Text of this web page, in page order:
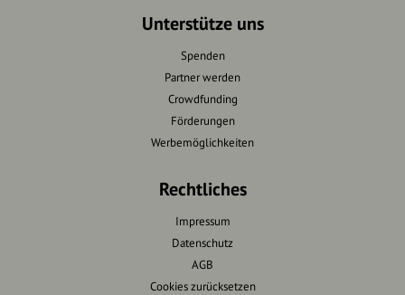
Unterstütze uns
Spenden
Partner werden
Crowdfunding
Förderungen
Werbemöglichkeiten
Rechtliches
Impressum
Datenschutz
AGB
Cookies zurücksetzen